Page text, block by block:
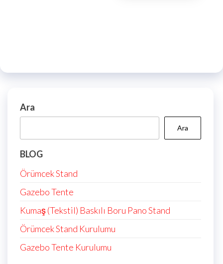
Ara
Ara
BLOG
Örümcek Stand
Gazebo Tente
Kumaş (Tekstil) Baskılı Boru Pano Stand
Örümcek Stand Kurulumu
Gazebo Tente Kurulumu